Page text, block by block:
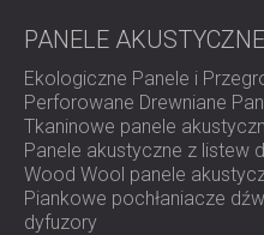
PANELE AKUSTYCZNE
Ekologiczne Panele i
Perforowane Drewniane
Tkaninowe panele
Panele akustyczne z listew
Wood Wool panele
Piankowe pochłaniacze
dyfuzory